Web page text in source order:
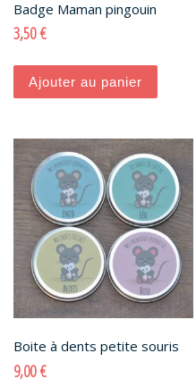
Badge Maman pingouin
3,50€
Ajouter au panier
Boite à dents petite souris
9,00€